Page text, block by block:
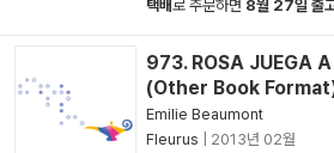
택배로 주문하면 8월 27일 출
973. ROSA JUEGA A
(Other Book
Emilie Beaumont
Fleurus
2013년 02월